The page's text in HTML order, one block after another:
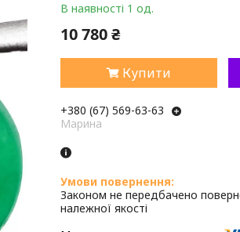
В наявності 1 од.
10 780 ₴
Купити
+380 (67) 569-63-63
Марина
Законом не передбачено
належної якості